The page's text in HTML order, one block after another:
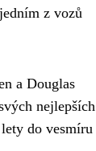
z vozů
a Douglas
nejlepších
do vesmíru